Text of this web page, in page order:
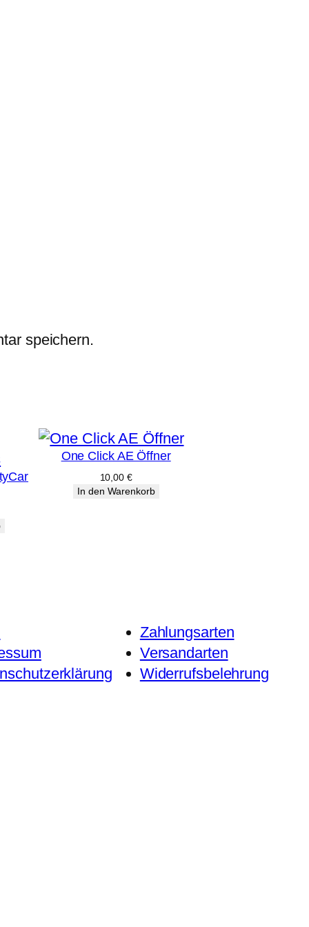
speichern.
One Click AE Öffner
10,00 €
In den Warenkorb
Zahlungsarten
Versandarten
Widerrufsbelehrung